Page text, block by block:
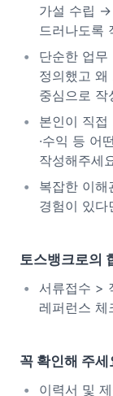
가설 수립 →
드러나도록
단순한 업무
정의했고 왜
중심으로 작
본인이 직접
·수익 등 어
작성해주세
복잡한 이해
경험이 있다
토스뱅크로의
서류접수 >
레퍼런스
꼭 확인해 주세
이력서 및